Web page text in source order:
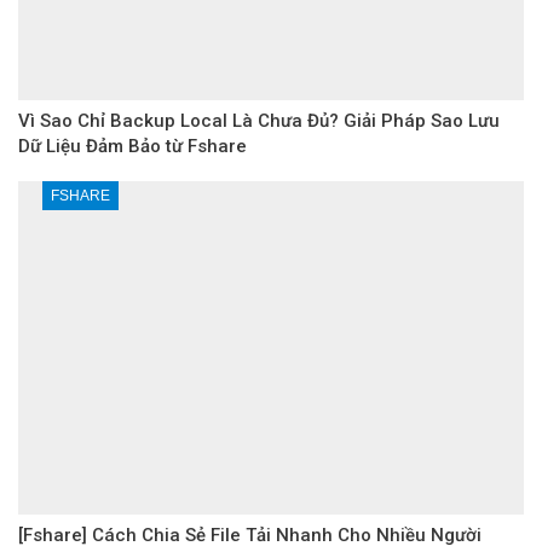
Vì Sao Chỉ Backup Local Là Chưa Đủ? Giải Pháp Sao Lưu
Dữ Liệu Đảm Bảo từ Fshare
FSHARE
[Fshare] Cách Chia Sẻ File Tải Nhanh Cho Nhiều Người